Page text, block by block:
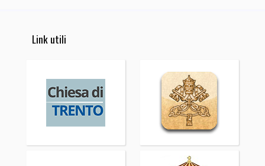
Link utili